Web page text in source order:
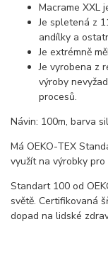
Macrame XXL
Je spletená z
andílky a
Je extrémně
Je vyrobena z
výroby
procesů.
Návin: 100m, barva
Má OEKO-TEX
využít na výrobky pro
Standart 100 od
světě. Certifikovaná
dopad na lidské